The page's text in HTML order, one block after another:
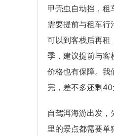
甲壳虫自动挡，租
需要提前与租车行
可以到客栈后再租
季，建议提前与客
价格也有保障。我
完，差不多还剩40
自驾洱海游出发，
里的景点都需要单